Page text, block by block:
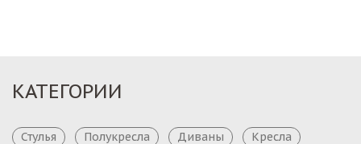
КАТЕГОРИИ
Стулья Полукресла Диваны
Кресла